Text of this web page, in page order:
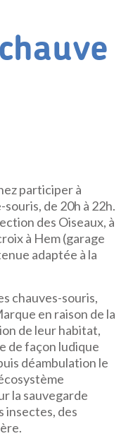
participer à
de 20h à 22h.
des Oiseaux, à
à Hem (garage
adaptée à la
chauves-souris,
en raison de la
de leur habitat,
de façon ludique
déambulation le
la sauvegarde
insectes, des